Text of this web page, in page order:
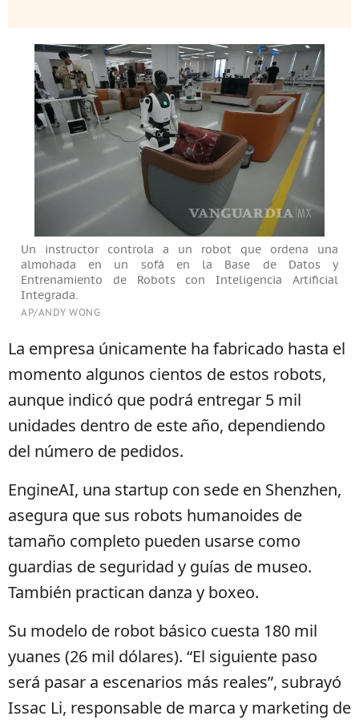
Un instructor controla a un robot que ordena una
almohada en un sofá en la Base de Datos y
Entrenamiento de Robots con Inteligencia Artificial
Integrada.
AP/ANDY WONG
La empresa únicamente ha fabricado hasta el
momento algunos cientos de estos robots,
aunque indicó que podrá entregar 5 mil
unidades dentro de este año, dependiendo
del número de pedidos.
EngineAI, una startup con sede en Shenzhen,
asegura que sus robots humanoides de
tamaño completo pueden usarse como
guardias de seguridad y guías de museo.
También practican danza y boxeo.
Su modelo de robot básico cuesta 180 mil
yuanes (26 mil dólares). “El siguiente paso
será pasar a escenarios más reales”, subrayó
Issac Li, responsable de marca y marketing de